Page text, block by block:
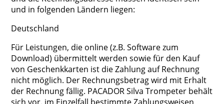
und in folgenden Ländern liegen:
Deutschland
Für Leistungen, die online (z.B. Software zum
Download) übermittelt werden sowie für den Kauf
von Geschenkkarten ist die Zahlung auf Rechnung
nicht möglich. Der Rechnungsbetrag wird mit Erhalt
der Rechnung fällig. PACADOR Silva Trompeter behält